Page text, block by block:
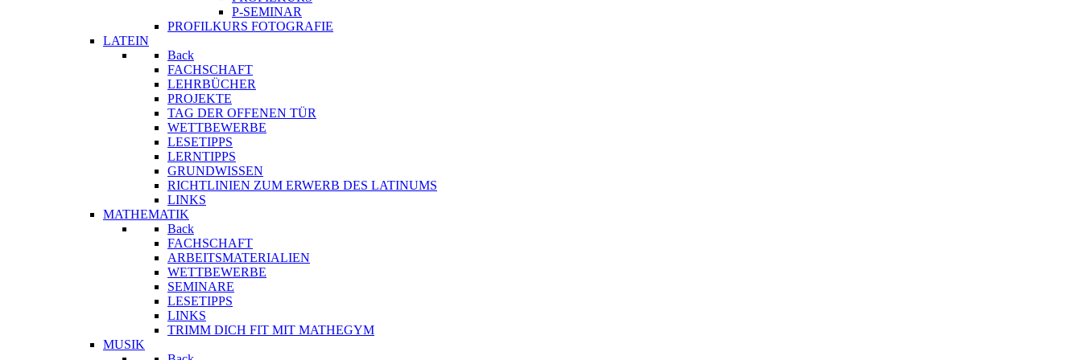
P-SEMINAR
PROFILKURS FOTOGRAFIE
LATEIN
Back
FACHSCHAFT
LEHRBÜCHER
PROJEKTE
TAG DER OFFENEN TÜR
WETTBEWERBE
LESETIPPS
LERNTIPPS
GRUNDWISSEN
RICHTLINIEN ZUM ERWERB DES LATINUMS
LINKS
MATHEMATIK
Back
FACHSCHAFT
ARBEITSMATERIALIEN
WETTBEWERBE
SEMINARE
LESETIPPS
LINKS
TRIMM DICH FIT MIT MATHEGYM
MUSIK